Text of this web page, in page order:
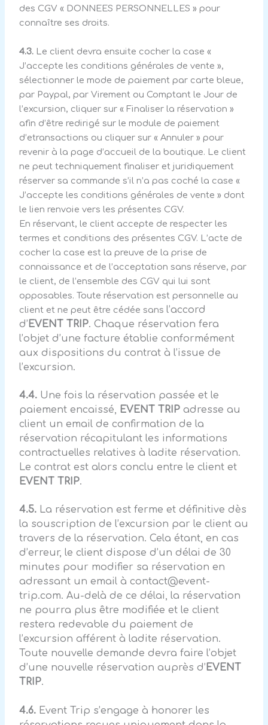
des CGV « DONNEES PERSONNELLES » pour
connaître ses droits.
4.3. Le client devra ensuite cocher la case «
J’accepte les conditions générales de vente »,
sélectionner le mode de paiement par carte bleue,
par Paypal, par Virement ou Comptant le Jour de
l’excursion, cliquer sur « Finaliser la réservation »
afin d’être redirigé sur le module de paiement
d’etransactions ou cliquer sur « Annuler » pour
revenir à la page d’accueil de la boutique. Le client
ne peut techniquement finaliser et juridiquement
réserver sa commande s’il n’a pas coché la case «
J’accepte les conditions générales de vente » dont
le lien renvoie vers les présentes CGV.
En réservant, le client accepte de respecter les
termes et conditions des présentes CGV. L’acte de
cocher la case est la preuve de la prise de
connaissance et de l’acceptation sans réserve, par
le client, de l’ensemble des CGV qui lui sont
opposables. Toute réservation est personnelle au
client et ne peut être cédée sansl’accord
d’ EVENT TRIP. Chaque réservation fera
l’objet d’une facture établie conformément
aux dispositions du contrat à l’issue de
l’excursion.
4.4. Une fois la réservation passée et le
paiement encaissé, EVENT TRIP adresse au
client un email de confirmation de la
réservation récapitulant les informations
contractuelles relatives à ladite réservation.
Le contrat est alors conclu entre le client et
EVENT TRIP.
4.5. La réservation est ferme et définitive dès
la souscription de l’excursion par le client au
travers de la réservation. Cela étant, en cas
d’erreur, le client dispose d’un délai de 30
minutes pour modifier sa réservation en
adressant un email àcontact@event-
trip.com. Au-delà de ce délai, la réservation
ne pourra plus être modifiée et le client
restera redevable du paiement de
l’excursion afférent à ladite réservation.
Toute nouvelle demande devra faire l’objet
d’une nouvelle réservation auprès d’ EVENT
TRIP.
4.6. Event Trip s’engage à honorer les